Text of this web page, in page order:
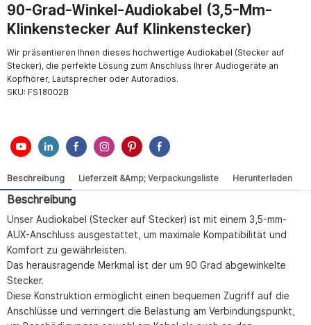
90-Grad-Winkel-Audiokabel (3,5-Mm-
Klinkenstecker Auf Klinkenstecker)
Wir präsentieren Ihnen dieses hochwertige Audiokabel (Stecker auf
Stecker), die perfekte Lösung zum Anschluss Ihrer Audiogeräte an
Kopfhörer, Lautsprecher oder Autoradios.
SKU: FS18002B
Beschreibung Lieferzeit &amp; Verpackungsliste Herunterladen
Beschreibung
Unser Audiokabel (Stecker auf Stecker) ist mit einem 3,5-mm-
AUX-Anschluss ausgestattet, um maximale Kompatibilität und
Komfort zu gewährleisten.
Das herausragende Merkmal ist der um 90 Grad abgewinkelte
Stecker.
Diese Konstruktion ermöglicht einen bequemen Zugriff auf die
Anschlüsse und verringert die Belastung am Verbindungspunkt,